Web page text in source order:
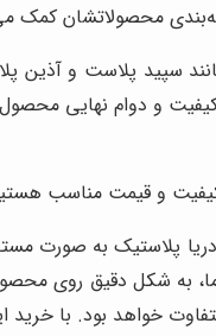
محصولاتشان کمک
سپید پلاست و آذین
و دوام نهایی محصول،
و قیمت مناسب
پلاستیک به صورت
شکل دقیق روی محصول
خواهد بود. با خرید